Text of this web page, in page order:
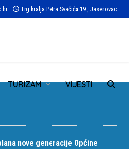
Trg kralja Petra Svačića 19 , Jasenovac
TURIZAM VIJESTI
nove generacije Općine